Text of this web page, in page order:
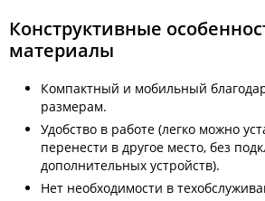
Конструктивные
материалы
Компактный и мобильный
размерам.
Удобство в работе (легко можно
перенести в другое место, без
дополнительных устройств).
Нет необходимости в